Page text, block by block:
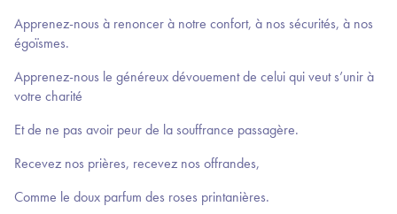
Apprenez-nous à renoncer à notre confort, à nos sécurités, à nos
égoïsmes.
Apprenez-nous le généreux dévouement de celui qui veut s’unir à
votre charité
Et de ne pas avoir peur de la souffrance passagère.
Recevez nos prières, recevez nos offrandes,
Comme le doux parfum des roses printanières.